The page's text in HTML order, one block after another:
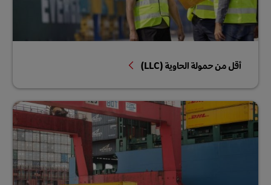
أقل من حمولة الحاوية (LLC)